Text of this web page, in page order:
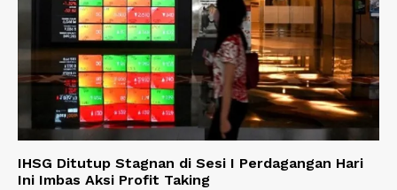
IHSG Ditutup Stagnan di Sesi I Perdagangan Hari
Ini Imbas Aksi Profit Taking